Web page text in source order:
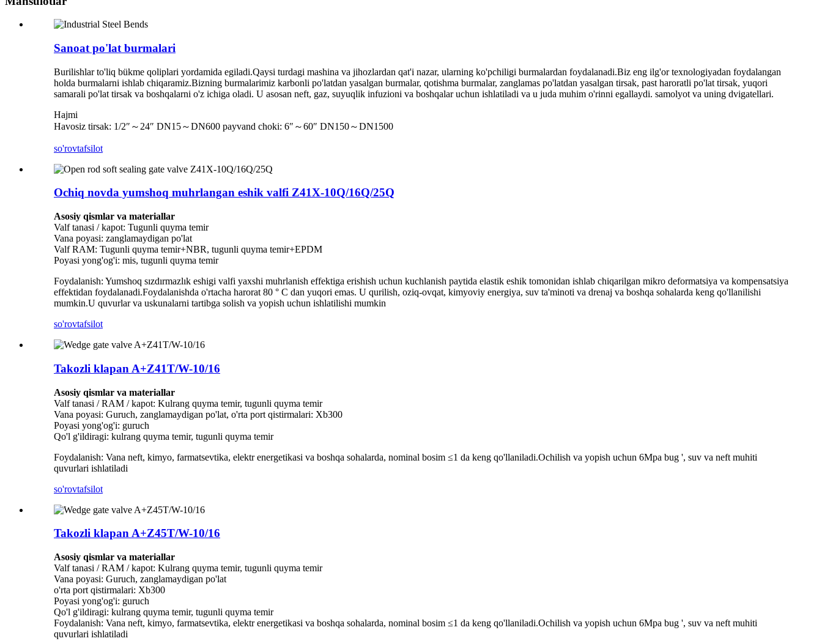
Sanoat po'lat burmalari
Burilishlar to'liq bükme qoliplari yordamida egiladi.Qaysi turdagi mashina va jihozlardan qat'i nazar, ularning ko'pchiligi burmalardan foydalanadi.Biz eng ilg'or texnologiyadan foydalangan
holda burmalarni ishlab chiqaramiz.Bizning burmalarimiz karbonli po'latdan yasalgan burmalar, qotishma burmalar, zanglamas po'latdan yasalgan tirsak, past haroratli po'lat tirsak, yuqori
samarali po'lat tirsak va boshqalarni o'z ichiga oladi. U asosan neft, gaz, suyuqlik infuzioni va boshqalar uchun ishlatiladi va u juda muhim o'rinni egallaydi. samolyot va uning dvigatellari.
Hajmi
Havosiz tirsak: 1/2″～24″ DN15～DN600 payvand choki: 6″～60″ DN150～DN1500
so'rovtafsilot
Ochiq novda yumshoq muhrlangan eshik valfi Z41X-10Q/16Q/25Q
Asosiy qismlar va materiallar
Valf tanasi / kapot: Tugunli quyma temir
Vana poyasi: zanglamaydigan po'lat
Valf RAM: Tugunli quyma temir+NBR, tugunli quyma temir+EPDM
Poyasi yong'og'i: mis, tugunli quyma temir
Foydalanish: Yumshoq sızdırmazlık eshigi valfi yaxshi muhrlanish effektiga erishish uchun kuchlanish paytida elastik eshik tomonidan ishlab chiqarilgan mikro deformatsiya va kompensatsiya
effektidan foydalanadi.Foydalanishda o'rtacha harorat 80 ° C dan yuqori emas. U qurilish, oziq-ovqat, kimyoviy energiya, suv ta'minoti va drenaj va boshqa sohalarda keng qo'llanilishi
mumkin.U quvurlar va uskunalarni tartibga solish va yopish uchun ishlatilishi mumkin
so'rovtafsilot
Takozli klapan A+Z41T/W-10/16
Asosiy qismlar va materiallar
Valf tanasi / RAM / kapot: Kulrang quyma temir, tugunli quyma temir
Vana poyasi: Guruch, zanglamaydigan po'lat, o'rta port qistirmalari: Xb300
Poyasi yong'og'i: guruch
Qo'l g'ildiragi: kulrang quyma temir, tugunli quyma temir
Foydalanish: Vana neft, kimyo, farmatsevtika, elektr energetikasi va boshqa sohalarda, nominal bosim ≤1 da keng qo'llaniladi.Ochilish va yopish uchun 6Mpa bug ', suv va neft muhiti
quvurlari ishlatiladi
so'rovtafsilot
Takozli klapan A+Z45T/W-10/16
Asosiy qismlar va materiallar
Valf tanasi / RAM / kapot: Kulrang quyma temir, tugunli quyma temir
Vana poyasi: Guruch, zanglamaydigan po'lat
o'rta port qistirmalari: Xb300
Poyasi yong'og'i: guruch
Qo'l g'ildiragi: kulrang quyma temir, tugunli quyma temir
Foydalanish: Vana neft, kimyo, farmatsevtika, elektr energetikasi va boshqa sohalarda, nominal bosim ≤1 da keng qo'llaniladi.Ochilish va yopish uchun 6Mpa bug ', suv va neft muhiti
quvurlari ishlatiladi